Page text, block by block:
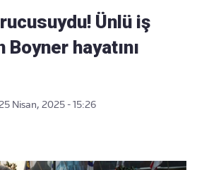
Ünlü iş
Boyner hayatını
Nisan, 2025 - 15:26